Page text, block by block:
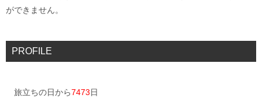
ができません。
PROFILE
旅立ちの日から7473日